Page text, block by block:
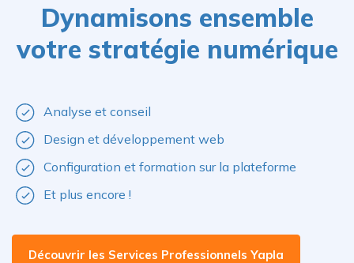
Dynamisons ensemble
votre stratégie numérique
Analyse et conseil
Design et développement web
Configuration et formation sur la plateforme
Et plus encore !
Découvrir les Services Professionnels Yapla